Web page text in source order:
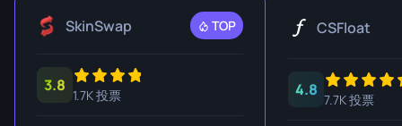
SkinSwap TOP
3.8
1.7K 投票
CSFloat
4.8
7.7K 投票